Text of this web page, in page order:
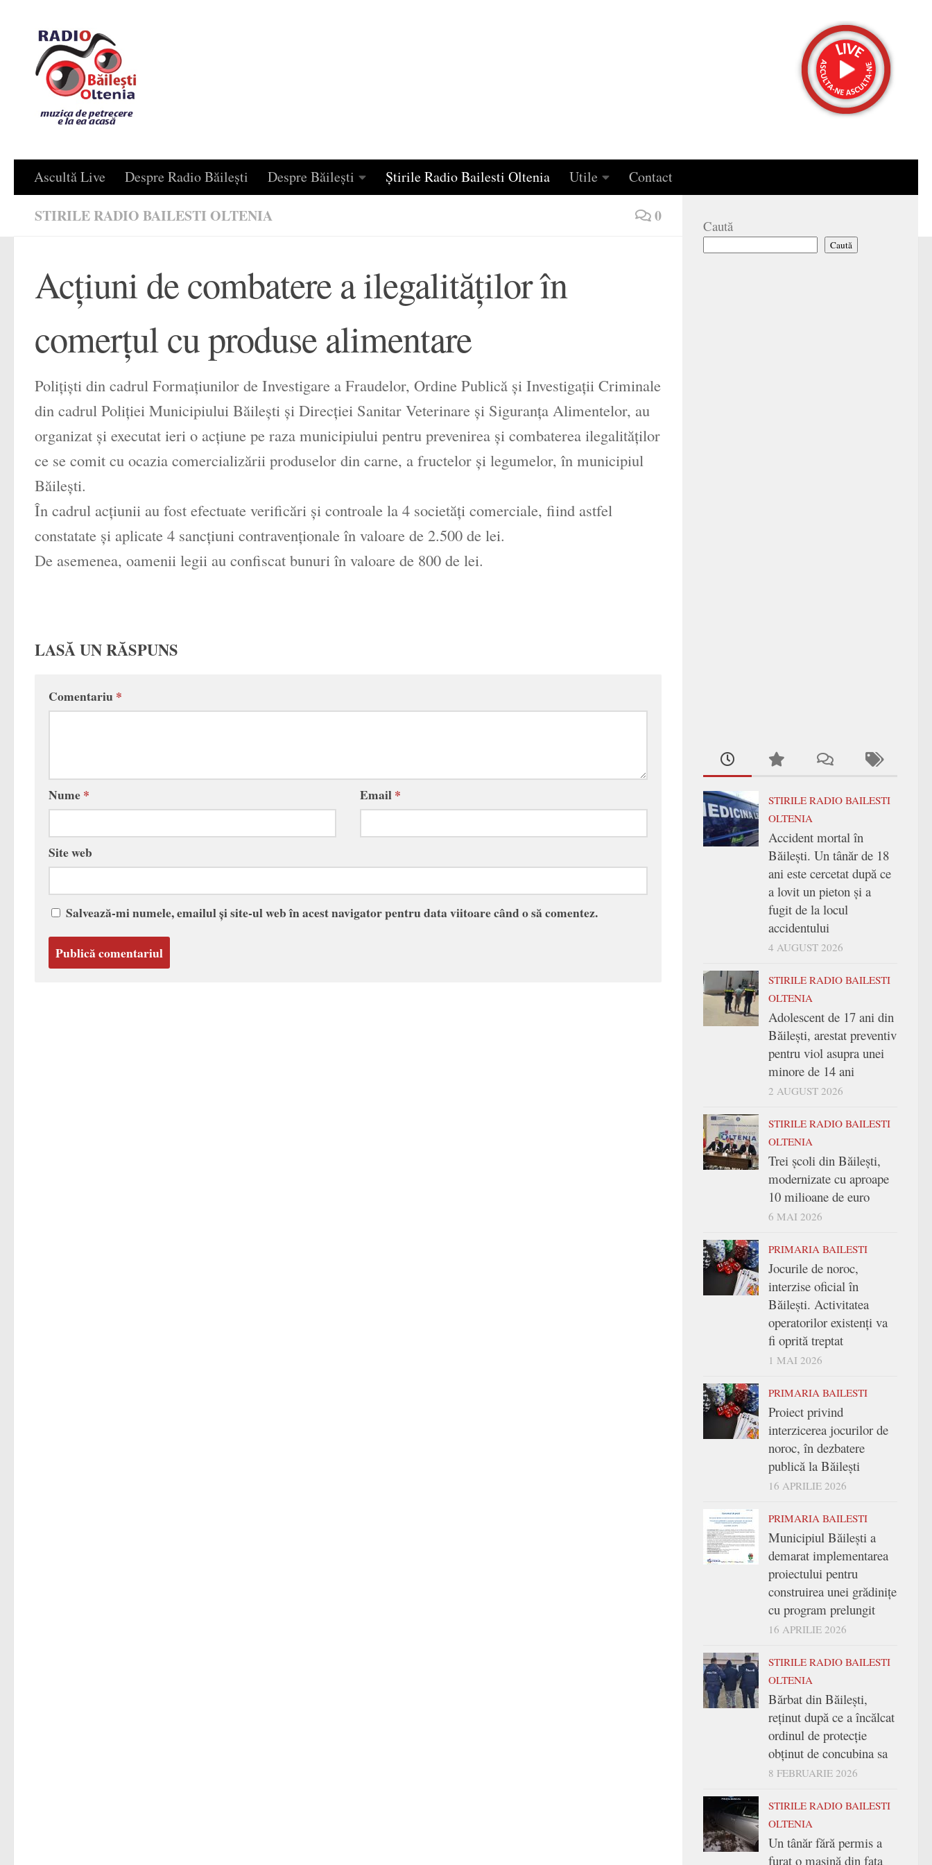
Ascultă Live Despre Radio Băilești Despre Băilești Știrile Radio Bailesti Oltenia Utile Contact
STIRILE RADIO BAILESTI OLTENIA 0
Acţiuni de combatere a ilegalităţilor în
comerţul cu produse alimentare
Poliţişti din cadrul Formaţiunilor de Investigare a Fraudelor, Ordine Publică şi Investigaţii Criminale
din cadrul Poliţiei Municipiului Băileşti şi Direcţiei Sanitar Veterinare şi Siguranţa Alimentelor, au
organizat şi executat ieri o acţiune pe raza municipiului pentru prevenirea şi combaterea ilegalităţilor
ce se comit cu ocazia comercializării produselor din carne, a fructelor şi legumelor, în municipiul
Băileşti.
În cadrul acţiunii au fost efectuate verificări şi controale la 4 societăţi comerciale, fiind astfel
constatate şi aplicate 4 sancţiuni contravenţionale în valoare de 2.500 de lei.
De asemenea, oamenii legii au confiscat bunuri în valoare de 800 de lei.
LASĂ UN RĂSPUNS
Comentariu*
Nume* Email*
Site web
Salvează-mi numele, emailul și site-ul web în acest navigator pentru data viitoare când o să comentez.
Caută
Caută
STIRILE RADIO BAILESTI
OLTENIA
Accident mortal în
Băilești. Un tânăr de 18
ani este cercetat după ce
a lovit un pieton și a
fugit de la locul
accidentului
4 AUGUST 2026
STIRILE RADIO BAILESTI
OLTENIA
Adolescent de 17 ani din
Băilești, arestat preventiv
pentru viol asupra unei
minore de 14 ani
2 AUGUST 2026
STIRILE RADIO BAILESTI
OLTENIA
Trei şcoli din Băileşti,
modernizate cu aproape
10 milioane de euro
6 MAI 2026
PRIMARIA BAILESTI
Jocurile de noroc,
interzise oficial în
Băilești. Activitatea
operatorilor existenți va
fi oprită treptat
1 MAI 2026
PRIMARIA BAILESTI
Proiect privind
interzicerea jocurilor de
noroc, în dezbatere
publică la Băilești
16 APRILIE 2026
PRIMARIA BAILESTI
Municipiul Băilești a
demarat implementarea
proiectului pentru
construirea unei grădinițe
cu program prelungit
16 APRILIE 2026
STIRILE RADIO BAILESTI
OLTENIA
Bărbat din Băilești,
reținut după ce a încălcat
ordinul de protecție
obținut de concubina sa
8 FEBRUARIE 2026
STIRILE RADIO BAILESTI
OLTENIA
Un tânăr fără permis a
furat o mașină din fața